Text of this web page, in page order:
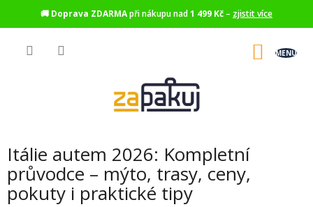
🚚 Doprava ZDARMApři nákupu nad1 499 Kč – zjistit více
Itálie autem 2026: Kompletní
průvodce – mýto, trasy, ceny,
pokuty i praktické tipy